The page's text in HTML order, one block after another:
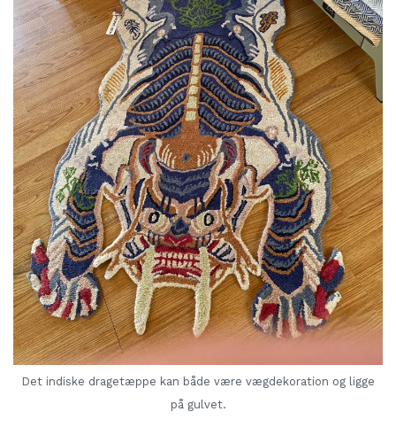
Det indiske dragetæppe kan både være vægdekoration og ligge
på gulvet.